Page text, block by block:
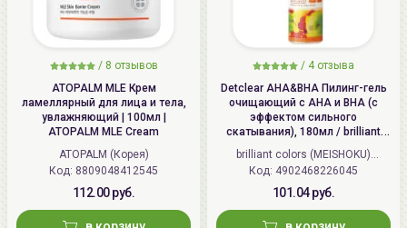
/ 8 отзывов
ATOPALM MLE Крем
ламеллярный для лица и тела,
увлажняющий | 100мл |
ATOPALM MLE Cream
ATOPALM (Корея)
Код: 8809048412545
112.00 руб.
/ 4 отзыва
Detclear AHA&BHA Пилинг-гель
очищающий с AHA и BHA (с
эффектом сильного
скатывания), 180мл / brilliant
colors (MEISHOKU) Detclear
Bright&Peel AHA&BHA Fruits
Peeling Jelly
brilliant colors (MEISHOKU)
(Япония)
Код: 4902468226045
101.04 руб.